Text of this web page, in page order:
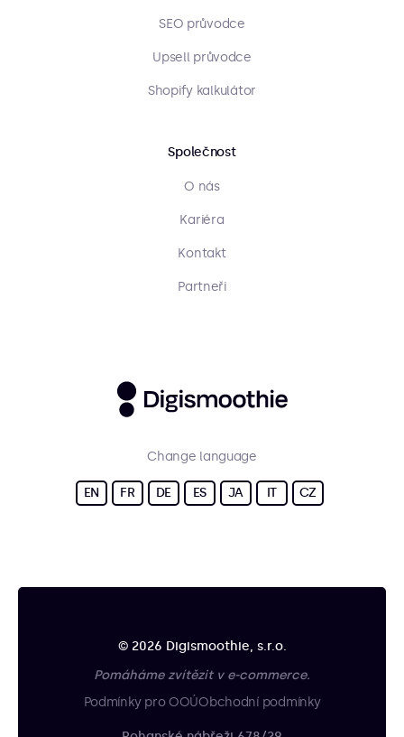
SEO průvodce
Upsell průvodce
Shopify kalkulátor
Společnost
O nás
Kariéra
Kontakt
Partneři
Change language
EN FR DE ES JA IT CZ
© 2026 Digismoothie, s.r.o.
Pomáháme zvítězit v e-commerce.
Podmínky pro OOÚObchodní podmínky